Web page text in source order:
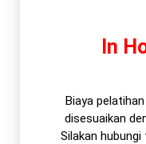
In
Biaya
disesuaikan
Silakan